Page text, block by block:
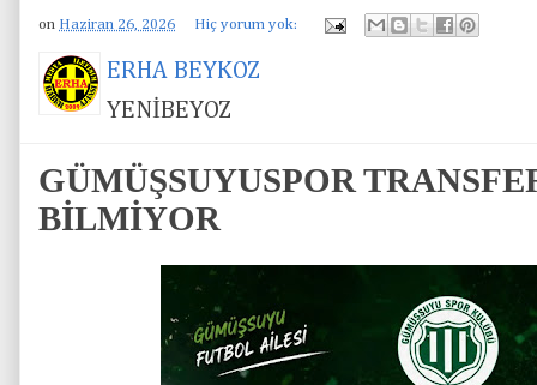
on Haziran 26, 2026 Hiç yorum yok:
ERHA BEYKOZ
YENİBEYOZ
GÜMÜŞSUYUSPOR
BİLMİYOR